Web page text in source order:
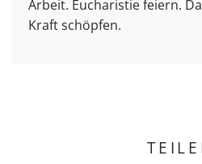
Arbeit. Eucharistie feiern.
Kraft schöpfen.